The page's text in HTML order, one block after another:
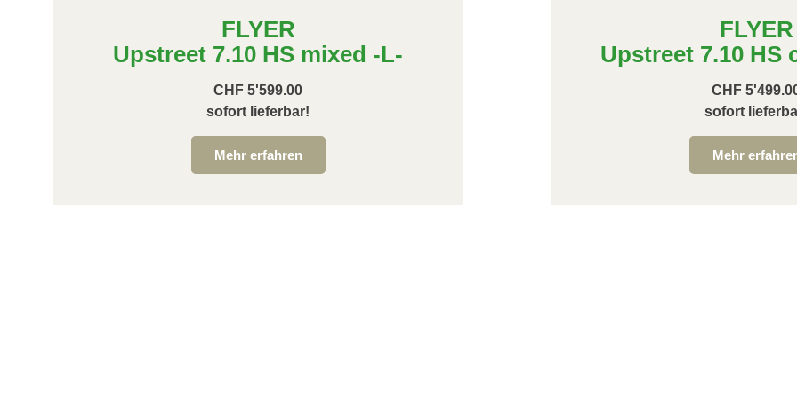
FLYER
Upstreet 7.10 HS mixed -L-
CHF 5'599.00
sofort lieferbar!
Mehr erfahren
FLYER
Upstreet 7.10 HS
CHF
sofort
Mehr